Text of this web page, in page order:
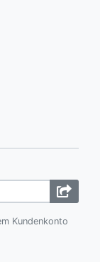
Kundenkonto